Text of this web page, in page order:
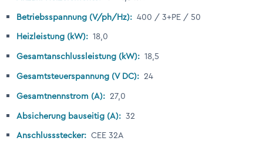
Betriebsspannung (V/ph/Hz): 400 / 3+PE / 50
Heizleistung (kW): 18,0
Gesamtanschlussleistung (kW): 18,5
Gesamtsteuerspannung (V DC): 24
Gesamtnennstrom (A): 27,0
Absicherung bauseitig (A): 32
Anschlussstecker: CEE 32A